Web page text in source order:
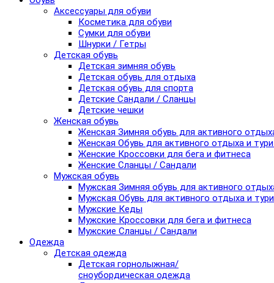
Аксессуары для обуви
Косметика для обуви
Сумки для обуви
Шнурки / Гетры
Детская обувь
Детская зимняя обувь
Детская обувь для отдыха
Детская обувь для спорта
Детские Сандали / Сланцы
Детские чешки
Женская обувь
Женская Зимняя обувь для активного
Женская Обувь для активного отдыха и
Женские Кроссовки для бега и фитнеса
Женские Сланцы / Сандали
Мужская обувь
Мужская Зимняя обувь для активного
Мужская Обувь для активного отдыха и
Мужские Кеды
Мужские Кроссовки для бега и фитнеса
Мужские Сланцы / Сандали
Одежда
Детская одежда
Детская горнолыжная/
сноубордическая одежда